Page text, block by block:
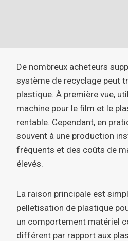
De nombreux acheteurs
système de recyclage peut
plastique. À première vue,
machine pour le film et le
rentable. Cependant, en
souvent à une production
fréquents et des coûts de
élevés.
La raison principale est
pelletisation de plastique
un comportement matériel
différent par rapport aux